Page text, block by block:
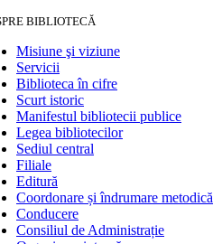
BIBLIOTECĂ
Misiune şi viziune
Servicii
Biblioteca în cifre
Scurt istoric
Manifestul bibliotecii publice
Legea bibliotecilor
Sediul central
Filiale
Editură
Coordonare și îndrumare metodică
Conducere
Consiliul de Administrație